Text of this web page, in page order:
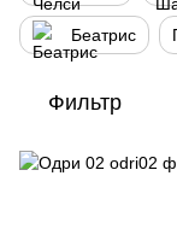
Беатрис
Фильтр